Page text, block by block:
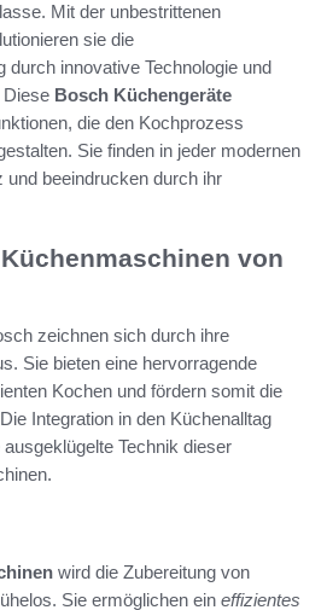
Mit der unbestrittenen
sie die
durch innovative Technologie und
Diese Bosch Küchengeräte
die den Kochprozess
Sie finden in jeder modernen
und beeindrucken durch ihr
von
zeichnen sich durch ihre
Sie bieten eine hervorragende
Kochen und fördern somit die
Integration in den Küchenalltag
Technik dieser
wird die Zubereitung von
Sie ermöglichen ein effizientes